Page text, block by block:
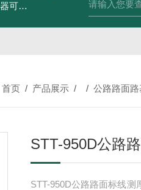
试验机 全自动多
首页 / 产品展示 / /公路路面
STT-950D公路
STT-950D公路路面标线